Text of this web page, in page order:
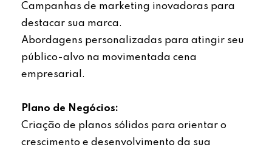
Campanhas de marketing inovadoras para
destacar sua marca.
Abordagens personalizadas para atingir seu
público-alvo na movimentada cena
empresarial.
Plano de Negócios:
Criação de planos sólidos para orientar o
crescimento e desenvolvimento da sua